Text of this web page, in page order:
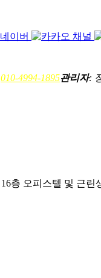
010-4994-1895관리자:
층 오피스텔 및 근